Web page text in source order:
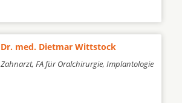
Dr. med. Dietmar Wittstock
Zahnarzt, FA für Oralchirurgie, Implantologie